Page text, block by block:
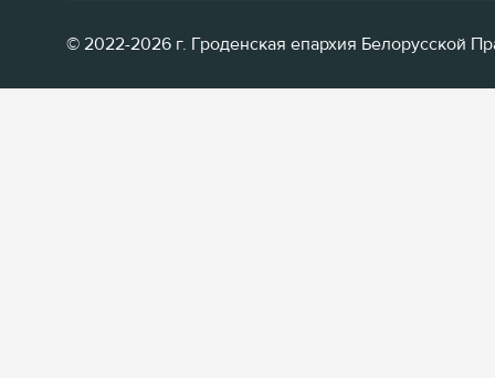
© 2022-2026 г. Гроденская епархия Белорусской